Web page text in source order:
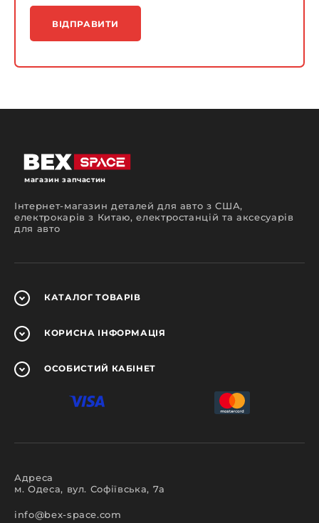
ВІДПРАВИТИ
магазин запчастин
Інтернет-магазин деталей для авто з США,
електрокарів з Китаю, електростанцій та аксесуарів
для авто
КАТАЛОГ ТОВАРІВ
КОРИСНА ІНФОРМАЦІЯ
ОСОБИСТИЙ КАБІНЕТ
Адреса
м. Одеса, вул. Софіївська, 7а
info@bex-space.com